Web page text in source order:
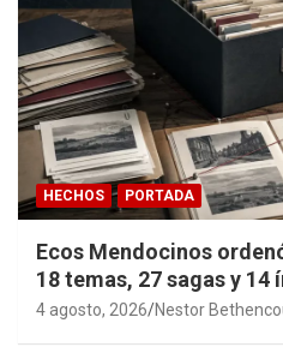
HECHOS PORTADA
Ecos Mendocinos
18 temas, 27 sagas y
años de investigación
4 agosto, 2026 Nestor